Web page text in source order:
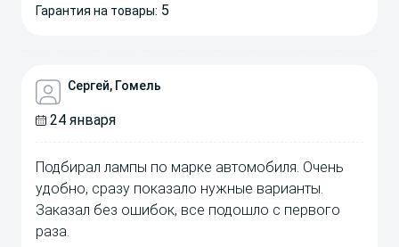
Гарантия на товары: 5
Сергей, Гомель
24 января
Подбирал лампы по марке автомобиля. Очень
удобно, сразу показало нужные варианты.
Заказал без ошибок, все подошло с первого
раза.